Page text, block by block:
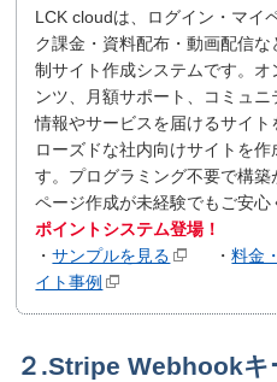
LCK cloudは、ログイン・マイ
ク課金・資料配布・動画配信
制サイト作成システムです。
ンツ、月額サポート、コミュ
情報やサービスを届けるサイ
ローズドな社内向けサイトを
す。プログラミング不要で構
ページ作成が未経験でもご安心
ポイントシステム登場！
・サンプルを見る ・料金
イト事例
２.Stripe Webhookキ